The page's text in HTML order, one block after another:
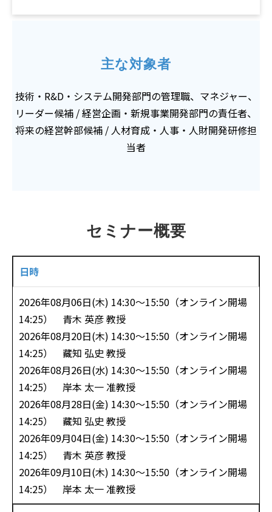
主な対象者
技術・R&D・システム開発部門の管理職、マネジャー、
リーダー候補 / 経営企画・新規事業開発部門の責任者、
将来の経営幹部候補 / 人材育成・人事・人財開発研修担
当者
セミナー概要
日時
2026年08月06日(木) 14:30〜15:50（オンライン開場
14:25） 青木 英彦 教授
2026年08月20日(木) 14:30〜15:50（オンライン開場
14:25） 藏知 弘史 教授
2026年08月26日(水) 14:30〜15:50（オンライン開場
14:25） 岸本 太一 准教授
2026年08月28日(金) 14:30〜15:50（オンライン開場
14:25） 藏知 弘史 教授
2026年09月04日(金) 14:30〜15:50（オンライン開場
14:25） 青木 英彦 教授
2026年09月10日(木) 14:30〜15:50（オンライン開場
14:25） 岸本 太一 准教授